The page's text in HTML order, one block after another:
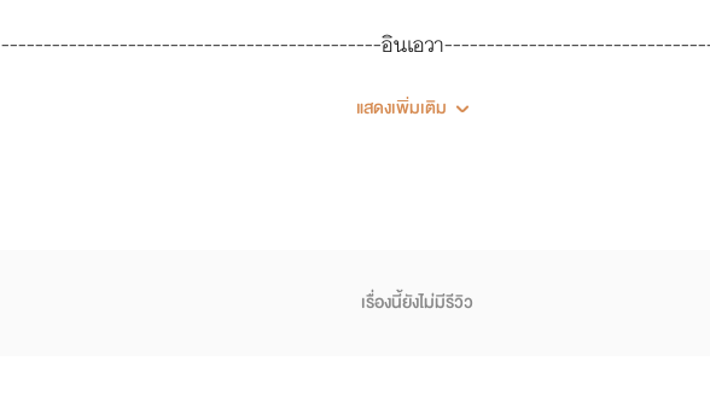
---------------------------------------------อินเอวา
แสดงเพิ่มเติม
เรื่องนี้ยังไม่มีรีวิว